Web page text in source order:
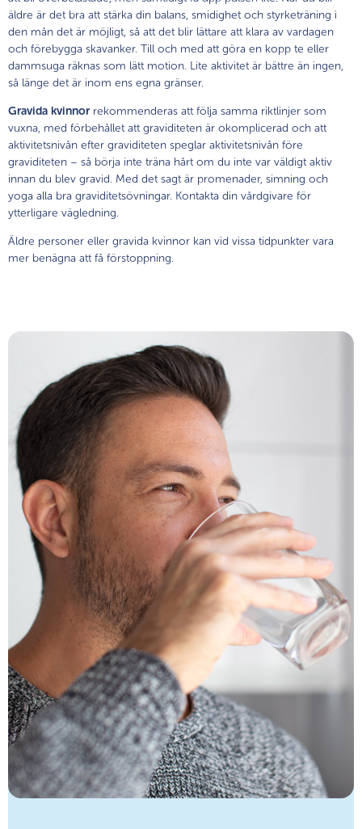
äldre är det bra att stärka din balans, smidighet och styrketräning i
den mån det är möjligt, så att det blir lättare att klara av vardagen
och förebygga skavanker. Till och med att göra en kopp te eller
dammsuga räknas som lätt motion. Lite aktivitet är bättre än ingen,
så länge det är inom ens egna gränser.
Gravida kvinnorrekommenderas att följa samma riktlinjer som
vuxna, med förbehållet att graviditeten är okomplicerad och att
aktivitetsnivån efter graviditeten speglar aktivitetsnivån före
graviditeten – så börja inte träna hårt om du inte var väldigt aktiv
innan du blev gravid. Med det sagt är promenader, simning och
yoga alla bra graviditetsövningar. Kontakta din vårdgivare för
ytterligare vägledning.
Äldre personer eller gravida kvinnor kan vid vissa tidpunkter vara
mer benägna att få förstoppning.